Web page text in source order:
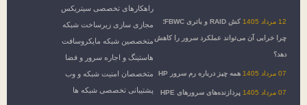
راهکارهای تخصصی سیتریکس
مجازی سازی زیرساخت شبکه
متخصصین شبکه مایکروسافت
هاستینگ و اجاره سرور و فضا
متخصصان امنیت شبکه و وب
پشتیبانی تخصصی شبکه ها
12 مرداد 1405 کش RAID و باتری FBWC؛
چرا خرابی آن می‌تواند عملکرد سرور را کاهش
دهد؟
07 مرداد 1405 همه چیز درباره رم سرور HP
07 مرداد 1405 پردازنده‌های سرورهای HPE